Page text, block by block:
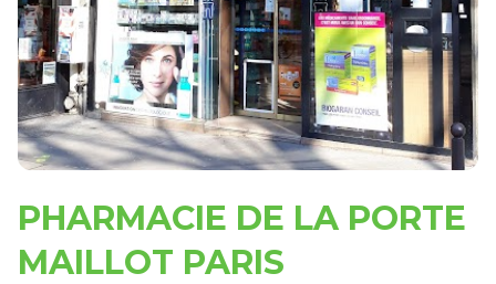
PHARMACIE DE LA PORTE
MAILLOT PARIS